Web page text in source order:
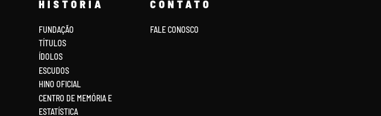
HISTÓRIA
FUNDAÇÃO
TÍTULOS
ÍDOLOS
ESCUDOS
HINO OFICIAL
CENTRO DE MEMÓRIA E
ESTATÍSTICA
CONTATO
FALE CONOSCO